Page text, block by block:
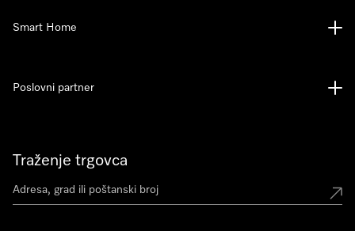
Traženje trgovca
Smart Home
Poslovni partner